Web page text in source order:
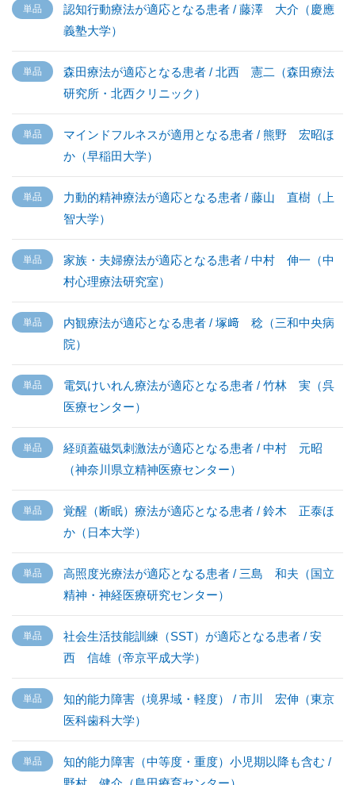
認知行動療法が適応となる患者 / 藤澤 大介（慶應
義塾大学）
森田療法が適応となる患者 / 北西 憲二（森田療法
研究所・北西クリニック）
マインドフルネスが適用となる患者 / 熊野 宏昭ほ
か（早稲田大学）
力動的精神療法が適応となる患者 / 藤山 直樹（上
智大学）
家族・夫婦療法が適応となる患者 / 中村 伸一（中
村心理療法研究室）
内観療法が適応となる患者 / 塚﨑 稔（三和中央病
院）
電気けいれん療法が適応となる患者 / 竹林 実（呉
医療センター）
経頭蓋磁気刺激法が適応となる患者 / 中村 元昭
（神奈川県立精神医療センター）
覚醒（断眠）療法が適応となる患者 / 鈴木 正泰ほ
か（日本大学）
高照度光療法が適応となる患者 / 三島 和夫（国立
精神・神経医療研究センター）
社会生活技能訓練（SST）が適応となる患者 / 安
西 信雄（帝京平成大学）
知的能力障害（境界域・軽度） / 市川 宏伸（東京
医科歯科大学）
知的能力障害（中等度・重度）小児期以降も含む /